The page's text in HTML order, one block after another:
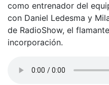
como entrenador del
con Daniel Ledesma y
de RadioShow, el
incorporación.